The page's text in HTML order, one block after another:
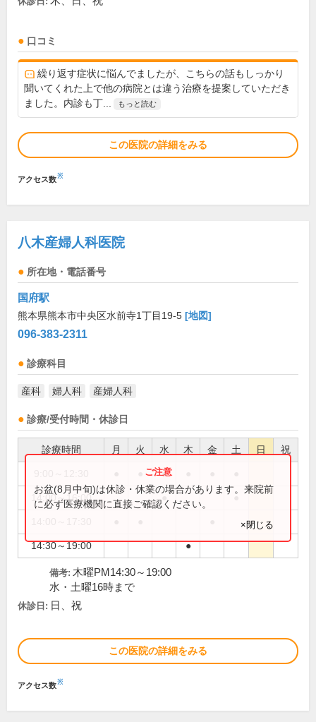
口コミ
繰り返す症状に悩んでましたが、こちらの話もしっかり
聞いてくれた上で他の病院とは違う治療を提案していただき
ました。内診も丁...
もっと読む
この医院の詳細をみる
アクセス数※
八木産婦人科医院
所在地・電話番号
国府駅
熊本県熊本市中央区水前寺1丁目19-5 [地図]
096-383-2311
診療科目
産科 婦人科 産婦人科
診療/受付時間・休診日
診療時間 月 火 水 木 金 土 日 祝
●
14:00～16:00 ● ●
14:30～19:00 ●
お盆(8月中旬)は休診・休業の場合があります。来院前
に必ず医療機関に直接ご確認ください。
×閉じる
備考: 木曜PM14:30～19:00
水・土曜16時まで
休診日: 日、祝
この医院の詳細をみる
アクセス数※